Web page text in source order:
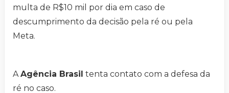
multa de R$10 mil por dia em caso de
descumprimento da decisão pela ré ou pela
Meta.
AAgência Brasil tenta contato com a defesa da
ré no caso.